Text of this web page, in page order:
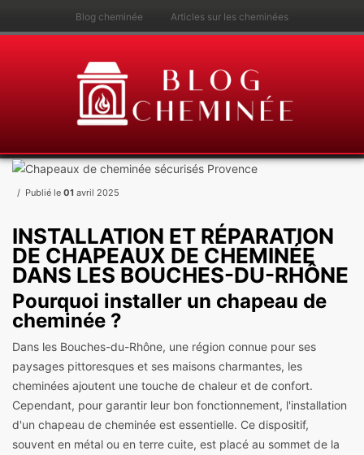
Blog cheminée Articles sur les cheminées
Publié le 01 avril 2025
INSTALLATION ET RÉPARATION
DE CHAPEAUX DE CHEMINÉE
DANS LES BOUCHES-DU-RHÔNE
Pourquoi installer un chapeau de
cheminée ?
Dans les Bouches-du-Rhône, une région connue pour ses
paysages pittoresques et ses maisons charmantes, les
cheminées ajoutent une touche de chaleur et de confort.
Cependant, pour garantir leur bon fonctionnement, l'installation
d'un chapeau de cheminée est essentielle. Ce dispositif,
souvent en métal ou en terre cuite, est placé au sommet de la